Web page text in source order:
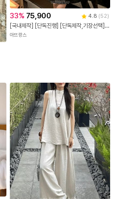
33% 75,900 4.8 (52)
[국내제작] [단독진행] [단독제작,기장선택] 2기장 페리스 하트넥 슬릿 반팔 원피스 하객룩원피스 상견례룩/데이트룩/소개팅룩/격식룩/하객룩 op15266
아뜨랑스